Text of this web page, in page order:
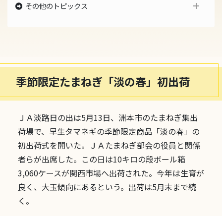
その他のトピックス
2018年のトピックス
2016年のトピックス
過去のトピックス
季節限定たまねぎ「淡の春」初出荷
ＪＡ淡路日の出は5月13日、洲本市のたまねぎ集出
荷場で、早生タマネギの季節限定商品「淡の春」の
初出荷式を開いた。ＪＡたまねぎ部会の役員と関係
者らが出席した。この日は10キロの段ボール箱
3,060ケースが関西市場へ出荷された。今年は生育が
良く、大玉傾向にあるという。出荷は5月末まで続
く。